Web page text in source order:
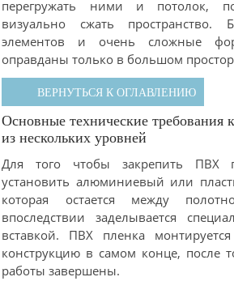
перегружать ними и потолок,
визуально сжать пространство.
элементов и очень сложные
оправданы только в большом
ВЕРНУТЬСЯ К ОГЛАВЛЕНИЮ
Основные технические требования
из нескольких уровней
Для того чтобы закрепить ПВХ
установить алюминиевый или
которая остается между
впоследствии заделывается
вставкой. ПВХ пленка
конструкцию в самом конце, после
работы завершены.